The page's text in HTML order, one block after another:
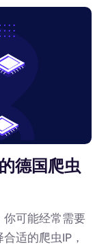
德国爬虫
可能经常需要
适的爬虫IP，